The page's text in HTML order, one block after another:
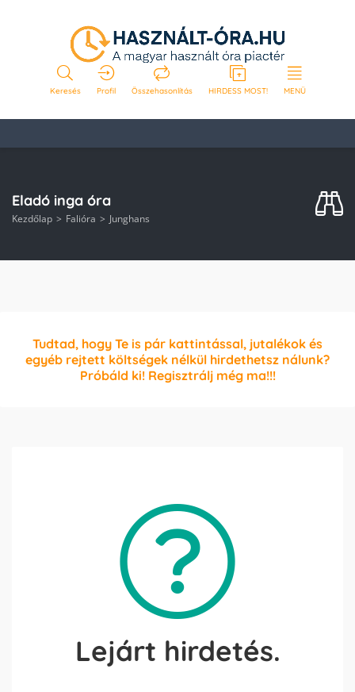
Keresés Profil Összehasonlítás HIRDESS MOST! MENÜ
Eladó inga óra
Kezdőlap Falióra Junghans
Tudtad, hogy Te is pár kattintással, jutalékok és
egyéb rejtett költségek nélkül hirdethetsz nálunk?
Próbáld ki! Regisztrálj még ma!!!
Lejárt hirdetés.